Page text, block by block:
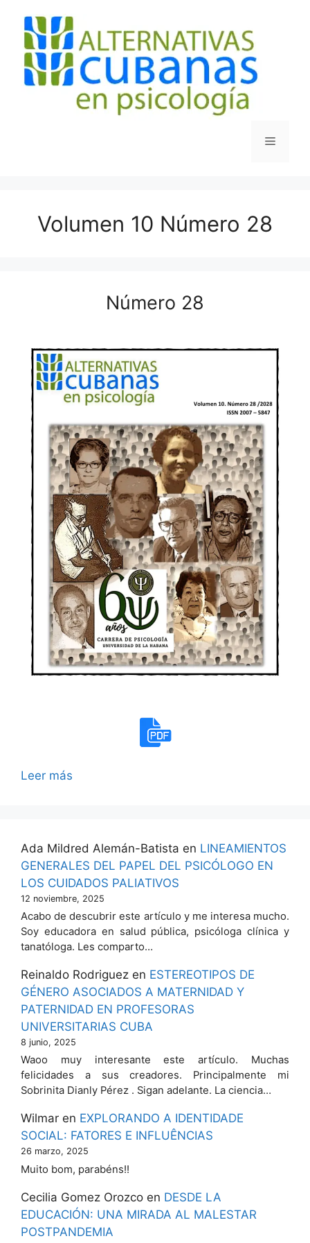
contenido
Menú
Volumen 10 Número 28
Número 28
Leer más
Ada Mildred Alemán-Batista en LINEAMIENTOS
GENERALES DEL PAPEL DEL PSICÓLOGO EN
LOS CUIDADOS PALIATIVOS
12 noviembre, 2025
Acabo de descubrir este artículo y me interesa mucho.
Soy educadora en salud pública, psicóloga clínica y
tanatóloga. Les comparto…
Reinaldo Rodriguez en ESTEREOTIPOS DE
GÉNERO ASOCIADOS A MATERNIDAD Y
PATERNIDAD EN PROFESORAS
UNIVERSITARIAS CUBA
8 junio, 2025
Waoo muy interesante este artículo. Muchas
felicidades a sus creadores. Principalmente mi
Sobrinita Dianly Pérez . Sigan adelante. La ciencia…
Wilmar en EXPLORANDO A IDENTIDADE
SOCIAL: FATORES E INFLUÊNCIAS
26 marzo, 2025
Muito bom, parabéns!!
Cecilia Gomez Orozco en DESDE LA
EDUCACIÓN: UNA MIRADA AL MALESTAR
POSTPANDEMIA